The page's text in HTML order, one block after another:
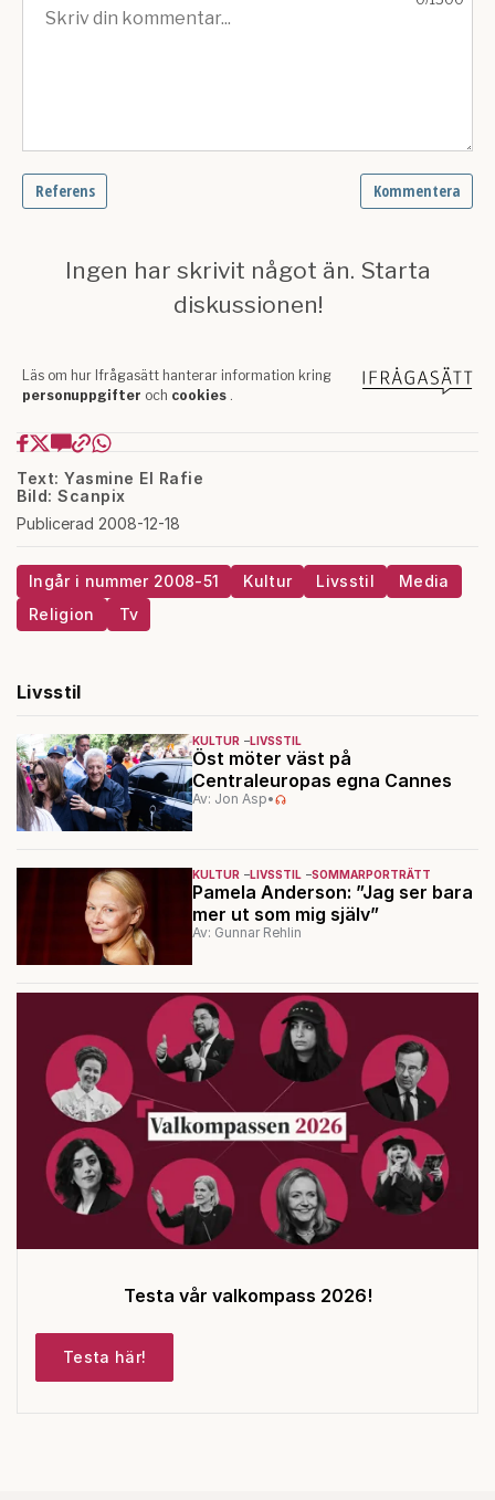
Text: Yasmine El Rafie
Bild: Scanpix
Publicerad 2008-12-18
Ingår i nummer 2008-51 Kultur Livsstil
Media
Religion
Tv
Livsstil
KULTUR LIVSSTIL
Öst möter väst på
Centraleuropas egna Cannes
Av: Jon Asp•
KULTUR LIVSSTIL SOMMARPORTRÄTT
Pamela Anderson: ”Jag ser bara
mer ut som mig själv”
Av: Gunnar Rehlin
Testa vår valkompass 2026!
Testa här!